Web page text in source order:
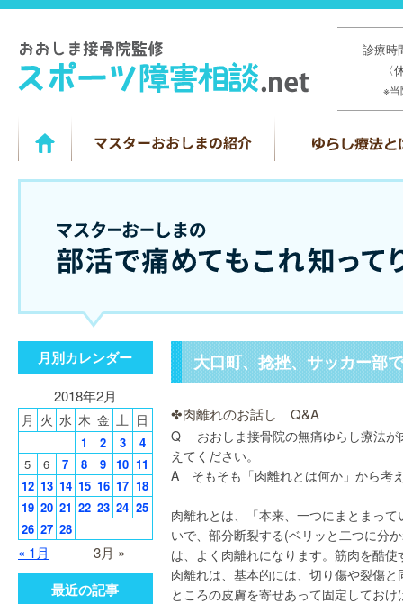
診療
※
大口町、捻挫、サッカー部
✤肉離れのお話し Q&A
Q おおしま接骨院の無痛ゆらし療法が
えてください。
A そもそも「肉離れとは何か」から考
肉離れとは、「本来、一つにまとまっ
いで、部分断裂する(ベリッと二つに分
は、よく肉離れになります。筋肉を酷
肉離れは、基本的には、切り傷や裂傷
ところの皮膚を寄せあって固定してお
月別カレンダー
2018年2月
月 火 水 木 金 土 日
« 1月 3月 »
1 2 3
4
5
6 7 8 9 10 11
12 13 14 15 16 17 18
19 20 21 22 23 24 25
26 27 28
最近の記事